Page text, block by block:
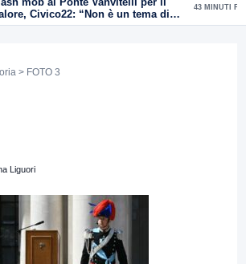
Civico22: “Non è un tema di
riguarda tutta Benevento”
43 MINUTI FA
> FOTO 3
Liguori